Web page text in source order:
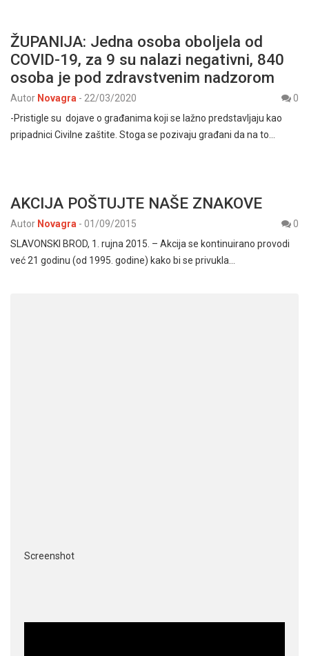
ŽUPANIJA: Jedna osoba oboljela od
COVID-19, za 9 su nalazi negativni, 840
osoba je pod zdravstvenim nadzorom
Autor Novagra - 22/03/2020
0
-Pristigle su dojave o građanima koji se lažno predstavljaju kao
pripadnici Civilne zaštite. Stoga se pozivaju građani da na to…
AKCIJA POŠTUJTE NAŠE ZNAKOVE
Autor Novagra - 01/09/2015
0
SLAVONSKI BROD, 1. rujna 2015. – Akcija se kontinuirano provodi
već 21 godinu (od 1995. godine) kako bi se privukla…
Screenshot